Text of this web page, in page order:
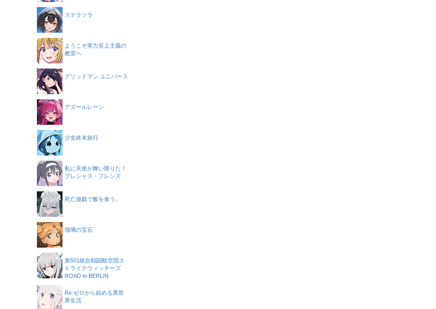
ステラソラ
ようこそ実力至上主義の
教室へ
グリッドマン ユニバース
アズールレーン
少女終末旅行
私に天使が舞い降りた！
プレシャス・フレンズ
死亡遊戯で飯を食う。
瑠璃の宝石
第501統合戦闘航空団ス
トライクウィッチーズ
ROAD to BERLIN
Re:ゼロから始める異世
界生活